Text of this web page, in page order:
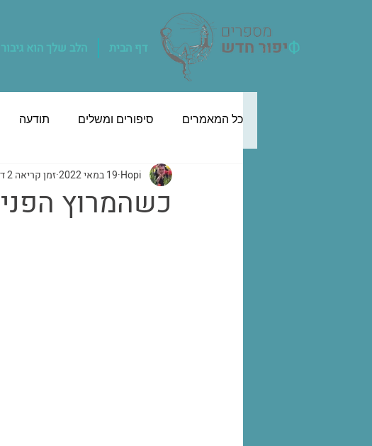
הלב שלך הוא דף הבית
כל המאמרים סיפורים ומשלים תודעה
כשהמרוץ
Hopi 19 במאי 2022 זמן קריאה 2 דקות